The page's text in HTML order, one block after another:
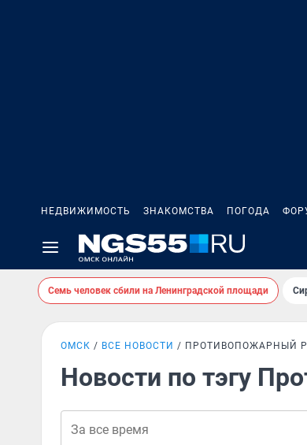
НЕДВИЖИМОСТЬ ЗНАКОМСТВА ПОГОДА
Семь человек сбили на Ленинградской площади
ОМСК ВСЕ НОВОСТИ ПРОТИВОПОЖАРНЫЙ
Новости по тэгу